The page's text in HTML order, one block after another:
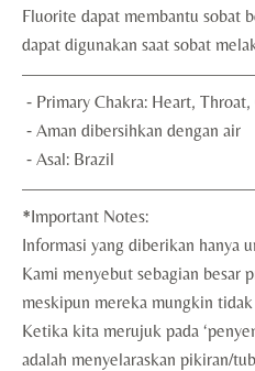
Fluorite dapat membantu sobat
dapat digunakan saat sobat
⁃ Primary Chakra: Heart,
⁃ Aman dibersihkan dengan air
⁃ Asal: Brazil
*Important Notes:
Informasi yang diberikan hanya
Kami menyebut sebagian besar
meskipun mereka mungkin
Ketika kita merujuk pada
adalah menyelaraskan pikiran/